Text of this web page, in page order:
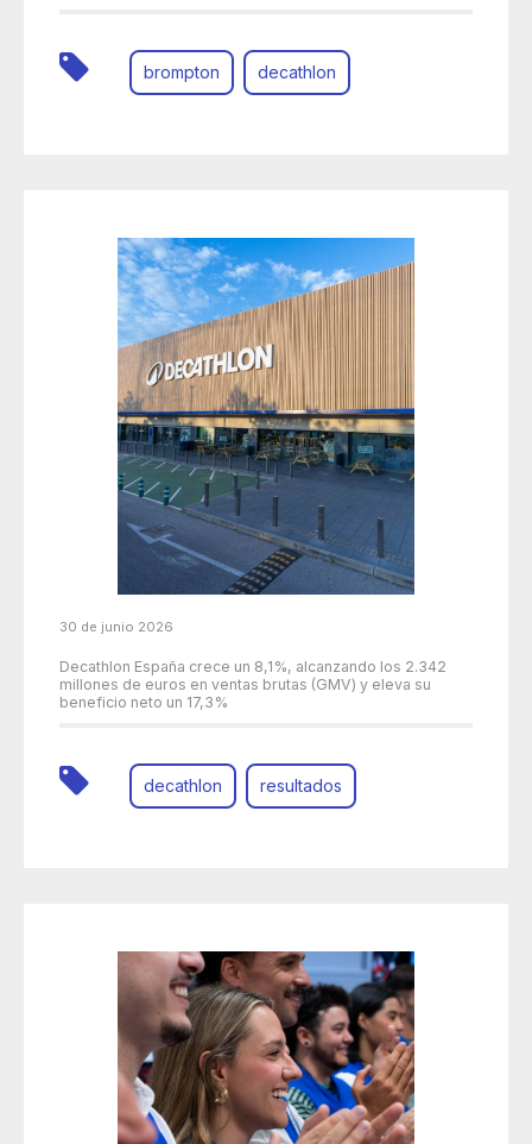
brompton decathlon
30 de junio 2026
Decathlon España crece un 8,1%, alcanzando los 2.342
millones de euros en ventas brutas (GMV) y eleva su
beneficio neto un 17,3%
decathlon resultados